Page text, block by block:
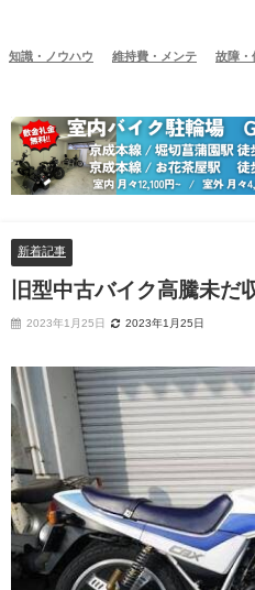
知識・ノウハウ 維持費・メンテ 故障・
新着記事
旧型中古バイク高騰未だ
2023年1月25日 2023年1月25日